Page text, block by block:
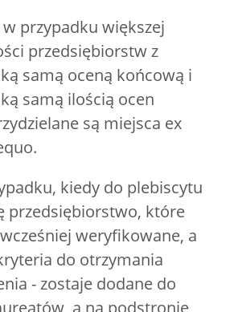
w przypadku większej
przedsiębiorstw z
samą oceną końcową i
samą ilością ocen
są miejsca ex
kiedy do plebiscytu
przedsiębiorstwo, które
weryfikowane, a
do otrzymania
- zostaje dodane do
a na podstronie,